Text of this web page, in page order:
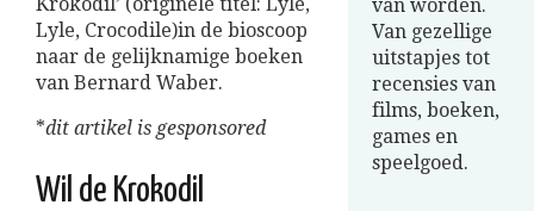
Lyle, Crocodile)in de bioscoop
naar de gelijknamige boeken
van Bernard Waber.
*dit artikel is gesponsored
Wil de Krokodil
van worden.
Van gezellige
uitstapjes tot
recensies van
films, boeken,
games en
speelgoed.